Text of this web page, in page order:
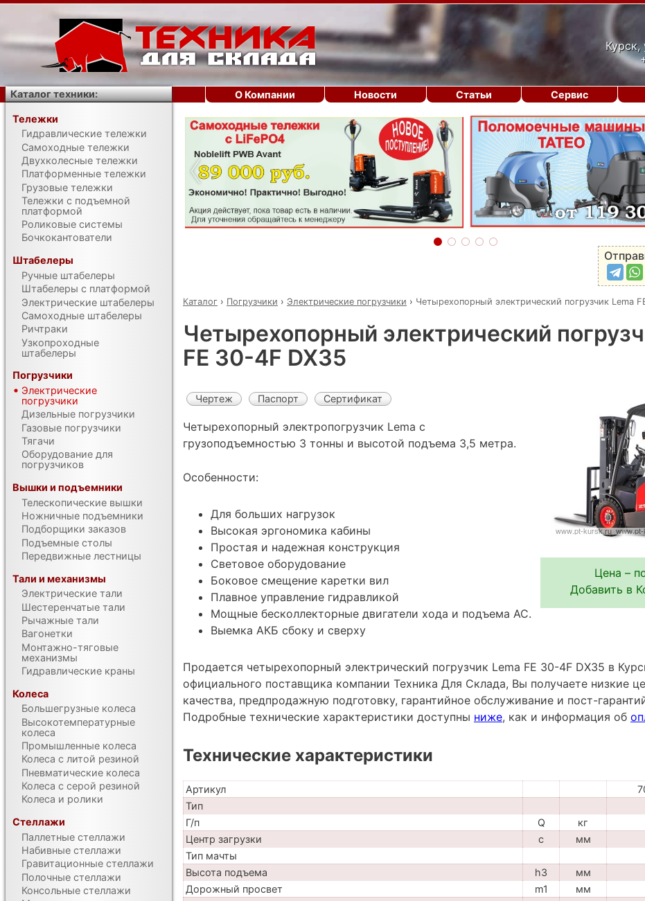
Курск,
‹
Каталог › Погрузчики › Электрические погрузчики › Четырехопорный электрический погрузчик Lema
Четырехопорный электрический
FE 30-4F DX35
Цена –
Добавить в
Чертеж Паспорт Сертификат
Четырехопорный электропогрузчик Lema с
грузоподъемностью 3 тонны и высотой подъема 3,5 метра.
Особенности:
Для больших нагрузок
Высокая эргономика кабины
Простая и надежная конструкция
Световое оборудование
Боковое смещение каретки вил
Плавное управление гидравликой
Мощные бесколлекторные двигатели хода и подъема АС.
Выемка АКБ сбоку и сверху
Продается четырехопорный электрический погрузчик Lema FE 30-4F DX35 в
официального поставщика компании Техника Для Склада, Вы получаете низкие
качества, предпродажную подготовку, гарантийное обслуживание и пост-
Подробные технические характеристики доступны ниже, как и информация об
Технические характеристики
Артикул
Тип
Г/п
Q кг
Центр загрузки
c мм
Тип мачты
Высота подъема
h3 мм
Дорожный просвет
m1 мм
О Компании Новости Статьи Сервис
Каталог техники:
Тележки
Гидравлические тележки
Самоходные тележки
Двухколесные тележки
Платформенные тележки
Грузовые тележки
Тележки с подъемной
платформой
Роликовые системы
Бочкокантователи
Штабелеры
Ручные штабелеры
Штабелеры с платформой
Электрические штабелеры
Самоходные штабелеры
Ричтраки
Узкопроходные
штабелеры
Погрузчики
Электрические
погрузчики
Дизельные погрузчики
Газовые погрузчики
Тягачи
Оборудование для
погрузчиков
Вышки и подъемники
Телескопические вышки
Ножничные подъемники
Подборщики заказов
Подъемные столы
Передвижные лестницы
Тали и механизмы
Электрические тали
Шестеренчатые тали
Рычажные тали
Вагонетки
Монтажно-тяговые
механизмы
Гидравлические краны
Колеса
Большегрузные колеса
Высокотемпературные
колеса
Промышленные колеса
Колеса с литой резиной
Пневматические колеса
Колеса с серой резиной
Колеса и ролики
Стеллажи
Паллетные стеллажи
Набивные стеллажи
Гравитационные стеллажи
Полочные стеллажи
Консольные стеллажи